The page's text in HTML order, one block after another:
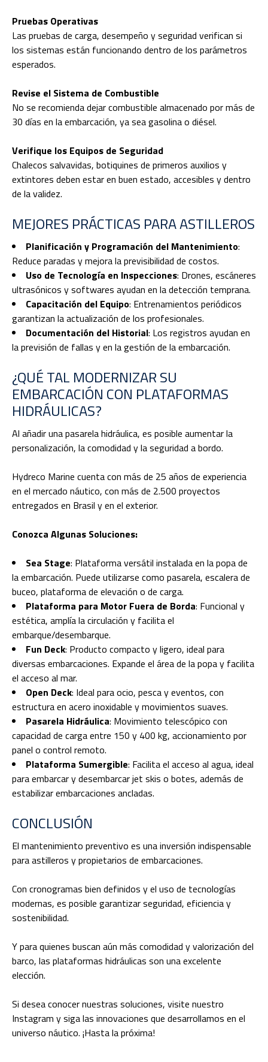
Pruebas Operativas
Las pruebas de carga, desempeño y seguridad verifican si
los sistemas están funcionando dentro de los parámetros
esperados.
Revise el Sistema de Combustible
No se recomienda dejar combustible almacenado por más de
30 días en la embarcación, ya sea gasolina o diésel.
Verifique los Equipos de Seguridad
Chalecos salvavidas, botiquines de primeros auxilios y
extintores deben estar en buen estado, accesibles y dentro
de la validez.
MEJORES PRÁCTICAS PARA ASTILLEROS
Planificación y Programación del Mantenimiento:
Reduce paradas y mejora la previsibilidad de costos.
Uso de Tecnología en Inspecciones: Drones, escáneres
ultrasónicos y softwares ayudan en la detección temprana.
Capacitación del Equipo: Entrenamientos periódicos
garantizan la actualización de los profesionales.
Documentación del Historial: Los registros ayudan en
la previsión de fallas y en la gestión de la embarcación.
¿QUÉ TAL MODERNIZAR SU
EMBARCACIÓN CON PLATAFORMAS
HIDRÁULICAS?
Al añadir una pasarela hidráulica, es posible aumentar la
personalización, la comodidad y la seguridad a bordo.
Hydreco Marine cuenta con más de 25 años de experiencia
en el mercado náutico, con más de 2.500 proyectos
entregados en Brasil y en el exterior.
Conozca Algunas Soluciones:
Sea Stage: Plataforma versátil instalada en la popa de
la embarcación. Puede utilizarse como pasarela, escalera de
buceo, plataforma de elevación o de carga.
Plataforma para Motor Fuera de Borda: Funcional y
estética, amplía la circulación y facilita el
embarque/desembarque.
Fun Deck: Producto compacto y ligero, ideal para
diversas embarcaciones. Expande el área de la popa y facilita
el acceso al mar.
Open Deck: Ideal para ocio, pesca y eventos, con
estructura en acero inoxidable y movimientos suaves.
Pasarela Hidráulica: Movimiento telescópico con
capacidad de carga entre 150 y 400 kg, accionamiento por
panel o control remoto.
Plataforma Sumergible: Facilita el acceso al agua, ideal
para embarcar y desembarcar jet skis o botes, además de
estabilizar embarcaciones ancladas.
CONCLUSIÓN
El mantenimiento preventivo es una inversión indispensable
para astilleros y propietarios de embarcaciones.
Con cronogramas bien definidos y el uso de tecnologías
modernas, es posible garantizar seguridad, eficiencia y
sostenibilidad.
Y para quienes buscan aún más comodidad y valorización del
barco, las plataformas hidráulicas son una excelente
elección.
Si desea conocer nuestras soluciones, visite nuestro
Instagram y siga las innovaciones que desarrollamos en el
universo náutico. ¡Hasta la próxima!